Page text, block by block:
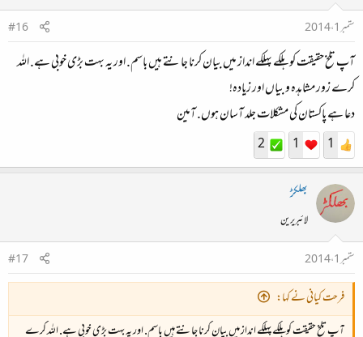
ستمبر 1، 2014
#16
آپ تلخ حقیقت کو ہلکے پهلکے انداز میں بیان کرنا جانتے ہیں باسم. اور یہ بہت بڑی خوبی ہے. اللہ
کرے زور مشاہدہ و بیاں اور زیادہ!
دعا ہے پاکستان کی مشکلات جلد آسان ہوں. آمین
1
1
2
بھلکڑ
لائبریرین
ستمبر 1، 2014
#17
فرحت کیانی نے کہا:
آپ تلخ حقیقت کو ہلکے پهلکے انداز میں بیان کرنا جانتے ہیں باسم. اور یہ بہت بڑی خوبی ہے. اللہ کرے